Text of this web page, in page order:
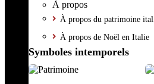
À propos
À propos du patrimoine
À propos de Noël en Italie
Symboles intemporels